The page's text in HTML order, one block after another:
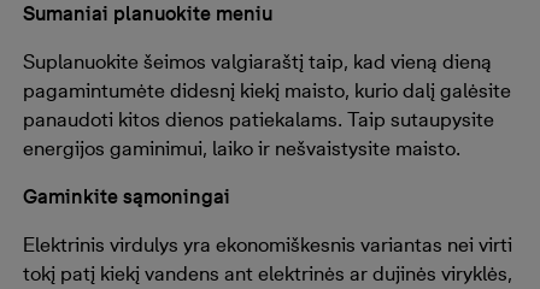
Sumaniai planuokite meniu
Suplanuokite šeimos valgiaraštį taip, kad vieną dieną
pagamintumėte didesnį kiekį maisto, kurio dalį galėsite
panaudoti kitos dienos patiekalams. Taip sutaupysite
energijos gaminimui, laiko ir nešvaistysite maisto.
Gaminkite sąmoningai
Elektrinis virdulys yra ekonomiškesnis variantas nei virti
tokį patį kiekį vandens ant elektrinės ar dujinės viryklės,